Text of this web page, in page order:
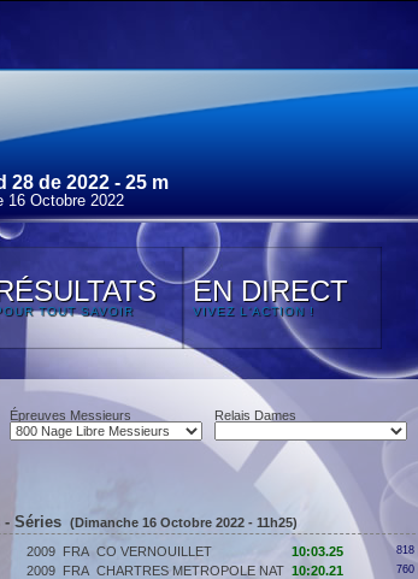
28 de 2022 - 25 m
16 Octobre 2022
TOUT SAVOIR
EN DIRECT
VIVEZ L'ACTION !
Épreuves Messieurs Relais Dames
- Séries (Dimanche 16 Octobre 2022 - 11h25)
2009 FRA CO VERNOUILLET 10:03.25 818
2009 FRA CHARTRES METROPOLE NAT 10:20.21 760